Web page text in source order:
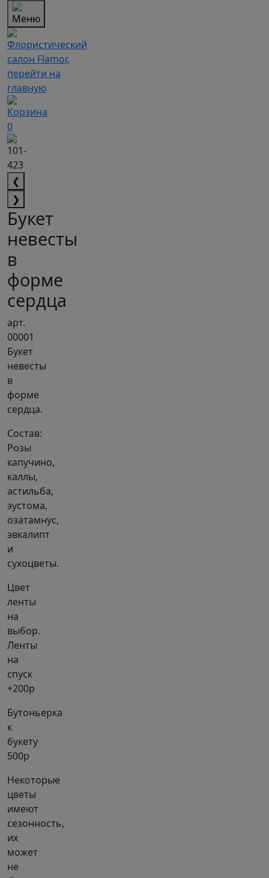
0
❮
❯
Букет
невесты
в
форме
сердца
арт.
00001
Букет
невесты
в
форме
сердца.
Состав:
Розы
капучино,
каллы,
астильба,
эустома,
озатамнус,
эвкалипт
и
сухоцветы.
Цвет
ленты
на
выбор.
Ленты
на
спуск
+200р
Бутоньерка
к
букету
500р
Некоторые
цветы
имеют
сезонность,
их
может
не